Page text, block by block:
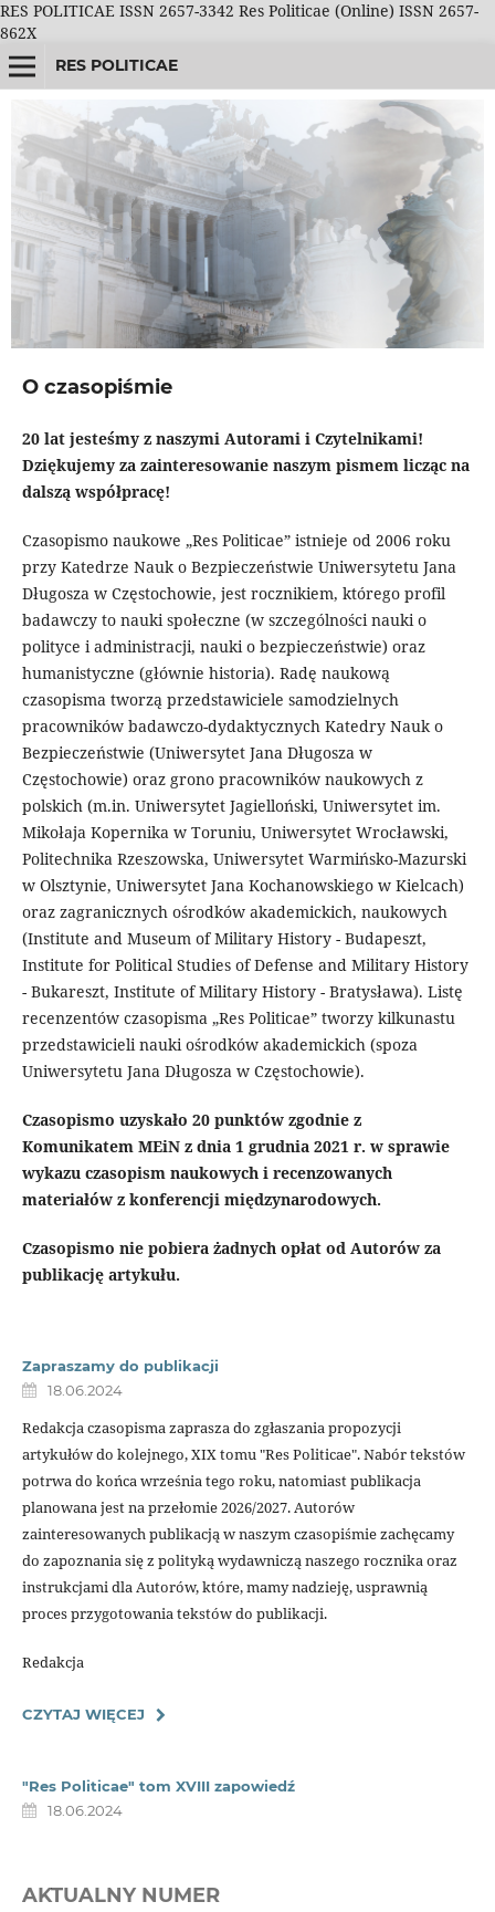
RES POLITICAE ISSN 2657-3342 Res Politicae (Online) ISSN 2657-
862X
RES POLITICAE
O czasopiśmie
20 lat jesteśmy z naszymi Autorami i Czytelnikami!
Dziękujemy za zainteresowanie naszym pismem licząc na
dalszą współpracę!
Czasopismo naukowe „Res Politicae” istnieje od 2006 roku
przy Katedrze Nauk o Bezpieczeństwie Uniwersytetu Jana
Długosza w Częstochowie, jest rocznikiem, którego profil
badawczy to nauki społeczne (w szczególności nauki o
polityce i administracji, nauki o bezpieczeństwie) oraz
humanistyczne (głównie historia). Radę naukową
czasopisma tworzą przedstawiciele samodzielnych
pracowników badawczo-dydaktycznych Katedry Nauk o
Bezpieczeństwie (Uniwersytet Jana Długosza w
Częstochowie) oraz grono pracowników naukowych z
polskich (m.in. Uniwersytet Jagielloński, Uniwersytet im.
Mikołaja Kopernika w Toruniu, Uniwersytet Wrocławski,
Politechnika Rzeszowska, Uniwersytet Warmińsko-Mazurski
w Olsztynie, Uniwersytet Jana Kochanowskiego w Kielcach)
oraz zagranicznych ośrodków akademickich, naukowych
(Institute and Museum of Military History - Budapeszt,
Institute for Political Studies of Defense and Military History
- Bukareszt, Institute of Military History - Bratysława). Listę
recenzentów czasopisma „Res Politicae” tworzy kilkunastu
przedstawicieli nauki ośrodków akademickich (spoza
Uniwersytetu Jana Długosza w Częstochowie).
Czasopismo uzyskało 20 punktów zgodnie z
Komunikatem MEiN z dnia 1 grudnia 2021 r. w sprawie
wykazu czasopism naukowych i recenzowanych
materiałów z konferencji międzynarodowych.
Czasopismo nie pobiera żadnych opłat od Autorów za
publikację artykułu.
Zapraszamy do publikacji
18.06.2024
Redakcja czasopisma zaprasza do zgłaszania propozycji
artykułów do kolejnego, XIX tomu "Res Politicae". Nabór tekstów
potrwa do końca września tego roku, natomiast publikacja
planowana jest na przełomie 2026/2027. Autorów
zainteresowanych publikacją w naszym czasopiśmie zachęcamy
do zapoznania się z polityką wydawniczą naszego rocznika oraz
instrukcjami dla Autorów, które, mamy nadzieję, usprawnią
proces przygotowania tekstów do publikacji.
Redakcja
CZYTAJ WIĘCEJ
"Res Politicae" tom XVIII zapowiedź
18.06.2024
AKTUALNY NUMER